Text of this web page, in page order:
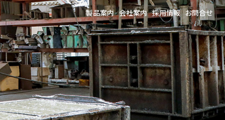
製品案内 会社案内 採用情報 お問合せ